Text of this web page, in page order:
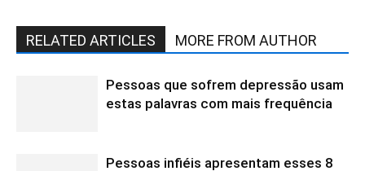
RELATED ARTICLES MORE FROM AUTHOR
Pessoas que sofrem depressão usam
estas palavras com mais frequência
Pessoas infiéis apresentam esses 8